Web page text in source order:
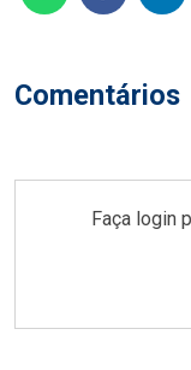
Comentários
Faça login